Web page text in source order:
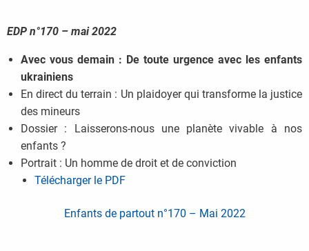
EDP n°170 – mai 2022
Avec vous demain : De toute urgence avec les enfants
ukrainiens
En direct du terrain : Un plaidoyer qui transforme la justice
des mineurs
Dossier : Laisserons-nous une planète vivable à nos
enfants ?
Portrait : Un homme de droit et de conviction
Télécharger le PDF
Enfants de partout n°170 – Mai 2022